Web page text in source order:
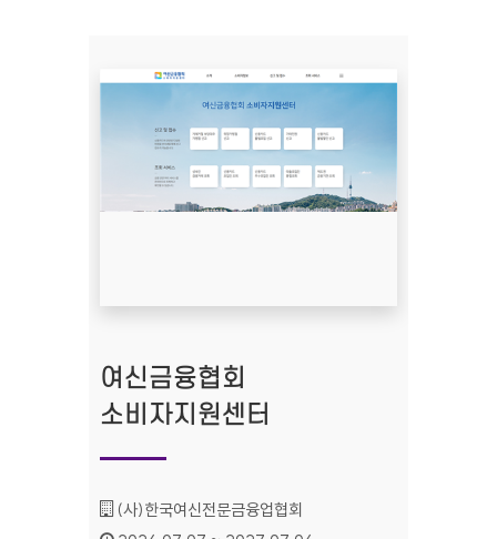
여신금융협회
소비자지원센터
기관명 :
(사)한국여신전문금융업협회